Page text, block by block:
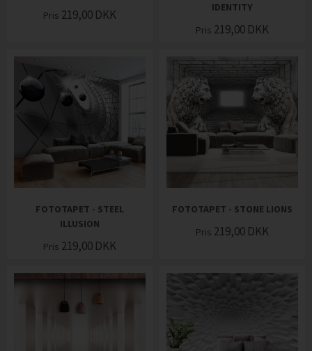
Pris 219,00 DKK
IDENTITY
Pris 219,00 DKK
FOTOTAPET - STEEL
ILLUSION
Pris 219,00 DKK
FOTOTAPET - STONE LIONS
Pris 219,00 DKK